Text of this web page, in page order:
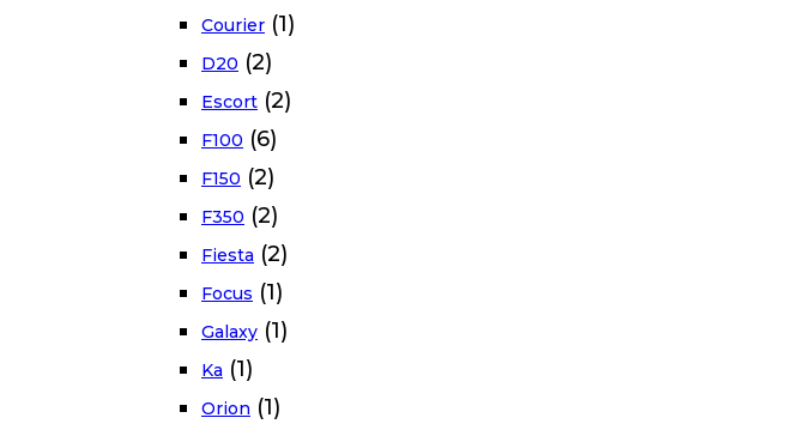
Courier (1)
D20 (2)
Escort (2)
F100 (6)
F150 (2)
F350 (2)
Fiesta (2)
Focus (1)
Galaxy (1)
Ka (1)
Orion (1)